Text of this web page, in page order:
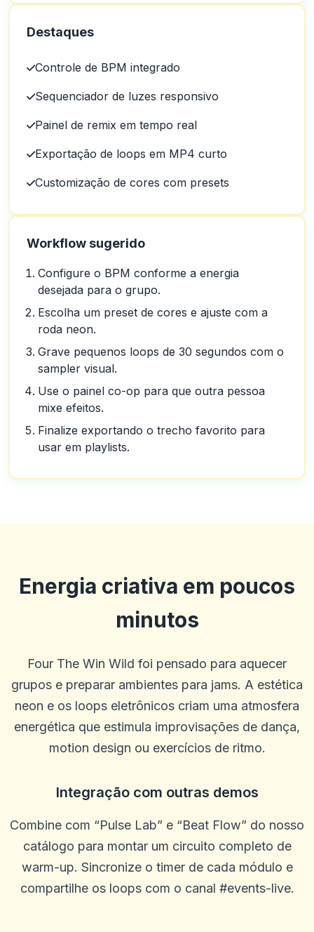
Destaques
Controle de BPM integrado
Sequenciador de luzes responsivo
Painel de remix em tempo real
Exportação de loops em MP4 curto
Customização de cores com presets
Workflow sugerido
Configure o BPM conforme a energia
desejada para o grupo.
Escolha um preset de cores e ajuste com a
roda neon.
Grave pequenos loops de 30 segundos com o
sampler visual.
Use o painel co-op para que outra pessoa
mixe efeitos.
Finalize exportando o trecho favorito para
usar em playlists.
Energia criativa em poucos
minutos
Four The Win Wild foi pensado para aquecer
grupos e preparar ambientes para jams. A estética
neon e os loops eletrônicos criam uma atmosfera
energética que estimula improvisações de dança,
motion design ou exercícios de ritmo.
Integração com outras demos
Combine com “Pulse Lab” e “Beat Flow” do nosso
catálogo para montar um circuito completo de
warm-up. Sincronize o timer de cada módulo e
compartilhe os loops com o canal #events-live.
D
Denzel Smith
2025-10-22 03:17:19
Equipe de suporte útil. Bônus decentes. A IU ao vivo e geral é um
pouco ruim e eles poderiam oferecer mais linhas e opções de
C
2025-10-15 07:14:12
Meu gerente de conta, Graham, foi ótimo e me trouxe de volta ao
jogo.
0 0
Caztro Comptoon
Ostha Meo
2025-10-01 07:09:58
Bom site!
0 0
Ella